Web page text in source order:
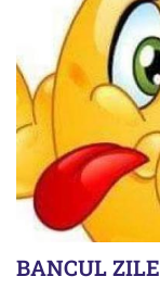
BANCUL